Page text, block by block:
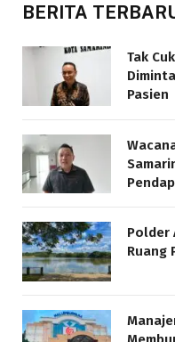
BERITA
Tak
Pasien
Polder
Ruang